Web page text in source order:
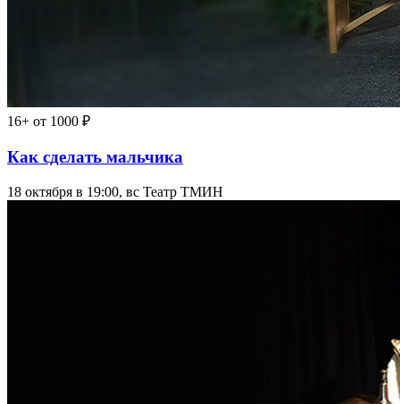
16+ от 1000 ₽
Как сделать мальчика
18 октября в 19:00, вс Театр ТМИН